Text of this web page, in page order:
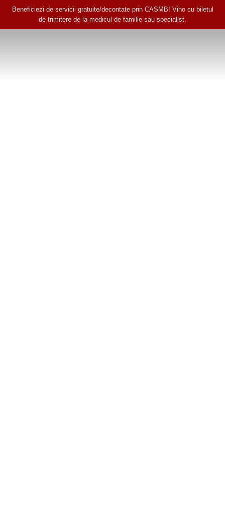
Beneficiezi de servicii gratuite/decontate prin CASMB! Vino cu biletul
de trimitere de la medicul de familie sau specialist.